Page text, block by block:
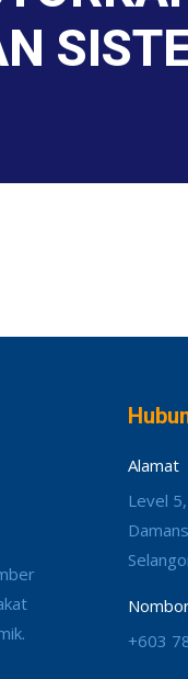
Alamat
Level
+603